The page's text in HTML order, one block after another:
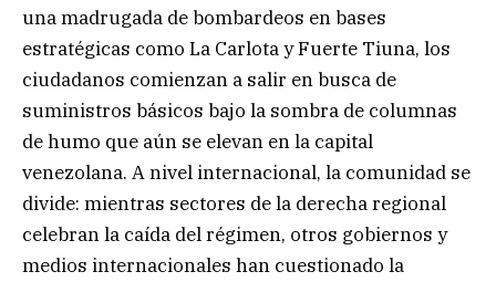
una madrugada de bombardeos en bases
estratégicas como La Carlota y Fuerte Tiuna, los
ciudadanos comienzan a salir en busca de
suministros básicos bajo la sombra de columnas
de humo que aún se elevan en la capital
venezolana. A nivel internacional, la comunidad se
divide: mientras sectores de la derecha regional
celebran la caída del régimen, otros gobiernos y
medios internacionales han cuestionado la